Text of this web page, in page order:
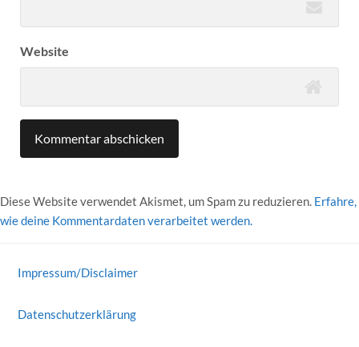
Website
Diese Website verwendet Akismet, um Spam zu reduzieren. Erfahre,
wie deine Kommentardaten verarbeitet werden.
Impressum/Disclaimer
Datenschutzerklärung